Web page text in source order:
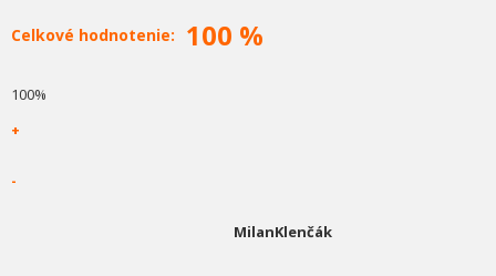
Celkové hodnotenie: 100 %
100%
+
-
MilanKlenčák